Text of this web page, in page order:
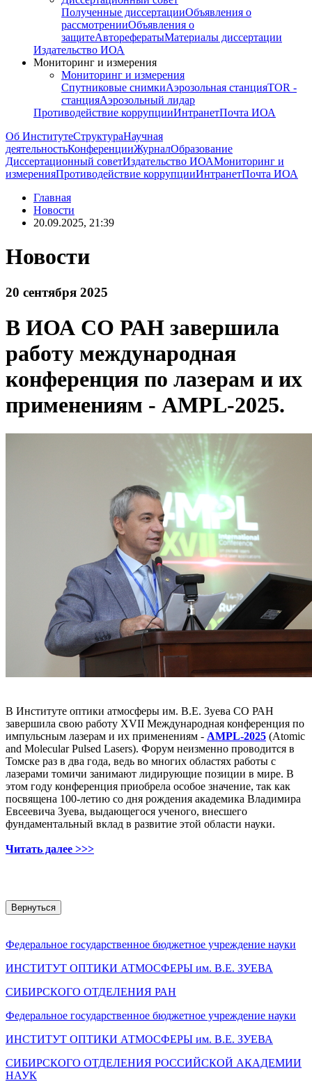
Полученные диссертацииОбъявления о
рассмотренииОбъявления о
защитеАвторефератыМатериалы диссертации
Издательство ИОА
Мониторинг и измерения
Мониторинг и измерения
Спутниковые снимкиАэрозольная станцияTOR -
станцияАэрозольный лидар
Противодействие коррупцииИнтранетПочта ИОА
Об ИнститутеСтруктураНаучная
деятельностьКонференцииЖурналОбразование
Диссертационный советИздательство ИОАМониторинг и
измеренияПротиводействие коррупцииИнтранетПочта ИОА
Главная
Новости
20.09.2025, 21:39
Новости
20 сентября 2025
В ИОА СО РАН завершила
работу международная
конференция по лазерам и их
применениям - AMPL-2025.
В Институте оптики атмосферы им. В.Е. Зуева СО РАН
завершила свою работу XVII Международная конференция по
импульсным лазерам и их применениям - AMPL-2025 (Atomic
and Molecular Pulsed Lasers). Форум неизменно проводится в
Томске раз в два года, ведь во многих областях работы с
лазерами томичи занимают лидирующие позиции в мире. В
этом году конференция приобрела особое значение, так как
посвящена 100-летию со дня рождения академика Владимира
Евсеевича Зуева, выдающегося ученого, внесшего
фундаментальный вклад в развитие этой области науки.
Читать далее >>>
Вернуться
Федеральное государственное бюджетное учреждение науки
ИНСТИТУТ ОПТИКИ АТМОСФЕРЫ им. В.Е. ЗУЕВА
СИБИРСКОГО ОТДЕЛЕНИЯ РАН
Федеральное государственное бюджетное учреждение науки
ИНСТИТУТ ОПТИКИ АТМОСФЕРЫ им. В.Е. ЗУЕВА
СИБИРСКОГО ОТДЕЛЕНИЯ РОССИЙСКОЙ АКАДЕМИИ
НАУК